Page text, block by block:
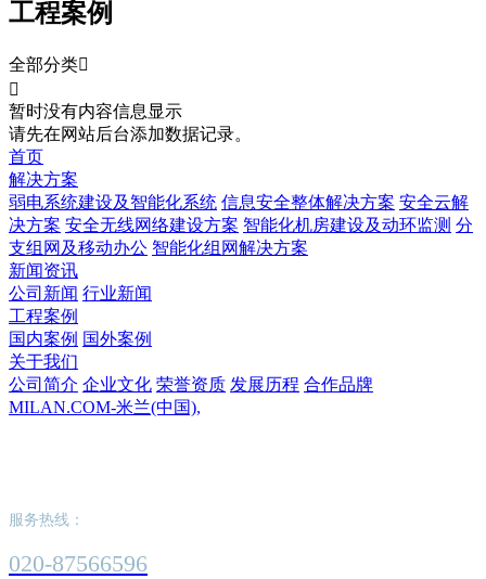
工程案例
全部分类

暂时没有内容信息显示
请先在网站后台添加数据记录。
首页
解决方案
弱电系统建设及智能化系统 信息安全整体解决方案 安全云解
决方案 安全无线网络建设方案 智能化机房建设及动环监测 分
支组网及移动办公 智能化组网解决方案
新闻资讯
公司新闻 行业新闻
工程案例
国内案例 国外案例
关于我们
公司简介 企业文化 荣誉资质 发展历程 合作品牌
MILAN.COM-米兰(中国),
服务热线：
020-87566596